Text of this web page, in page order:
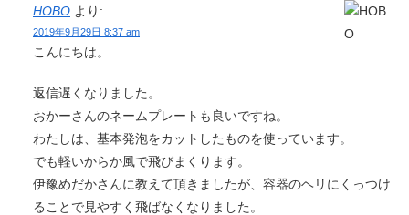
HOBO より:
2019年9月29日 8:37 am
こんにちは。
返信遅くなりました。
おかーさんのネームプレートも良いですね。
わたしは、基本発泡をカットしたものを使っています。
でも軽いからか風で飛びまくります。
伊豫めだかさんに教えて頂きましたが、容器のヘリにくっつけ
ることで見やすく飛ばなくなりました。